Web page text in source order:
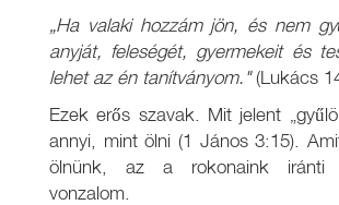
„Ha valaki hozzám jön, és nem
anyját, feleségét, gyermekeit és
lehet az én tanítványom."(Lukács
Ezek erős szavak. Mit jelent
annyi, mint ölni (1 János 3:15).
ölnünk, az a rokonaink iránti
vonzalom.